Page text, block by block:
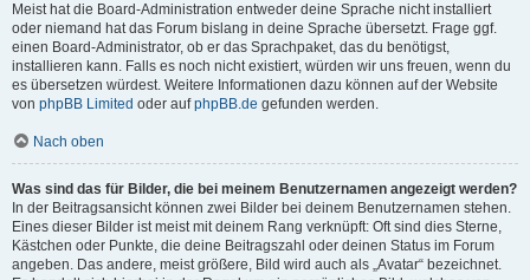
Meist hat die Board-Administration entweder deine Sprache nicht installiert
oder niemand hat das Forum bislang in deine Sprache übersetzt. Frage ggf.
einen Board-Administrator, ob er das Sprachpaket, das du benötigst,
installieren kann. Falls es noch nicht existiert, würden wir uns freuen, wenn du
es übersetzen würdest. Weitere Informationen dazu können auf der Website
von phpBB Limited oder aufphpBB.de gefunden werden.
Nach oben
Was sind das für Bilder, die bei meinem Benutzernamen angezeigt werden?
In der Beitragsansicht können zwei Bilder bei deinem Benutzernamen stehen.
Eines dieser Bilder ist meist mit deinem Rang verknüpft: Oft sind dies Sterne,
Kästchen oder Punkte, die deine Beitragszahl oder deinen Status im Forum
angeben. Das andere, meist größere, Bild wird auch als „Avatar“ bezeichnet.